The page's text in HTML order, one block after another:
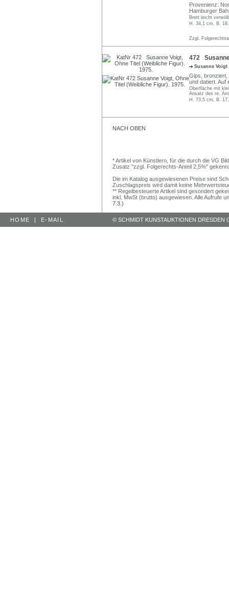
Provenienz:
Hamburger
Brett leicht
H. 34,1 cm, B.
Zzgl.
472 Susanne
Susanne Voigt
Gips, bronziert,
und datiert. Auf
Oberfläche mit
Ansatz des re.
H. 73,5 cm, B.
NACH OBEN
* Artikel von Künstlern, für die durch die VG
Zusatz "zzgl. Folgerechts-Anteil 2,5%"
Die im Katalog ausgewiesenen Preise sind
Zuschlagspreis wird damit keine
** Regelbesteuerte Artikel sind gesondert
inkl. MwSt (brutto) ausgewiesen. Alle Aufrufe
7.3.)
HOME | E-MAIL © SCHMIDT KUNSTAUKTIONEN DRESDEN